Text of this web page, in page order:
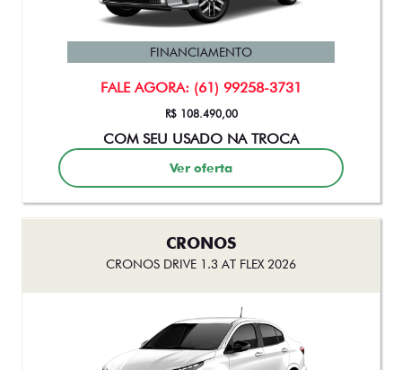
FALE AGORA: (61) 99258-3731
FINANCIAMENTO
R$ 108.490,00
COM SEU USADO NA TROCA
Ver oferta
CRONOS
CRONOS DRIVE 1.3 AT FLEX 2026